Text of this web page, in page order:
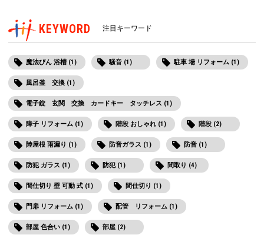
KEYWORD 注目キーワード
魔法びん 浴槽 (1) 騒音 (1) 駐車 場 リフォーム (1)
風呂釜 交換 (1)
電子錠 玄関 交換 カードキー タッチレス (1)
障子 リフォーム (1) 階段 おしゃれ (1) 階段 (2)
陸屋根 雨漏り (1) 防音ガラス (1) 防音 (1)
防犯 ガラス (1) 防犯 (1) 間取り (4)
間仕切り 壁 可動 式 (1) 間仕切り (1)
門扉 リフォーム (1) 配管 リフォーム (1)
部屋 色合い (1) 部屋 (2)